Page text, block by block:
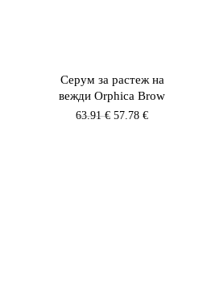
Серум за растеж на
вежди Orphica Brow
63.91€ Original
57.78€Текущата